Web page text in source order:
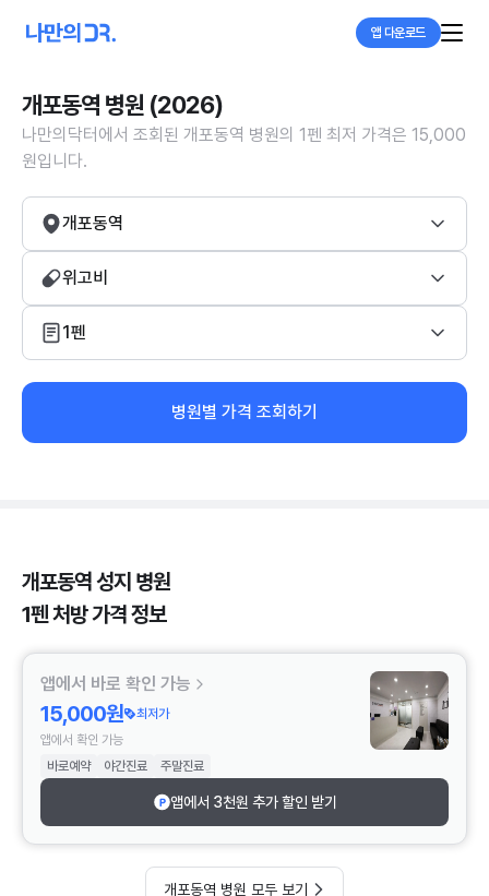
앱 다운로드
개포동역 병원 (2026)
나만의닥터에서 조회된 개포동역 병원의 1펜 최저 가격은 15,000
원입니다.
개포동역
위고비
1펜
병원별 가격 조회하기
개포동역 성지 병원
1펜 처방 가격 정보
앱에서 바로 확인 가능
15,000원
최저가
앱에서 확인 가능
바로예약
야간진료 주말진료
앱에서 3천원 추가 할인 받기
개포동역 병원 모두 보기